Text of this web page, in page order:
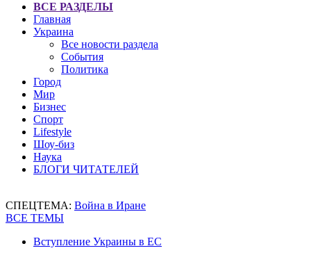
ВСЕ РАЗДЕЛЫ
Главная
Украина
Все новости раздела
События
Политика
Город
Мир
Бизнес
Спорт
Lifestyle
Шоу-биз
Наука
БЛОГИ ЧИТАТЕЛЕЙ
СПЕЦТЕМА: Война в Иране
ВСЕ ТЕМЫ
Вступление Украины в ЕС